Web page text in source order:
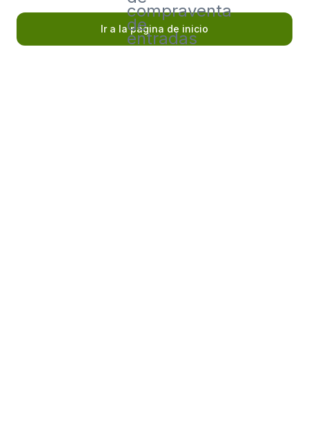
compraventa
de
entradas
Ir a la página de inicio